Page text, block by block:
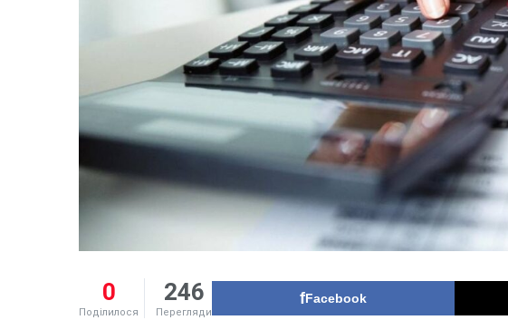
0
Поділилося
246
Перегляди
Facebook